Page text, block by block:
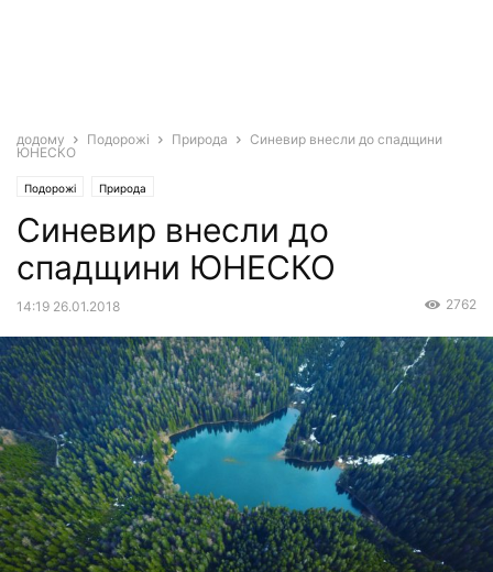
додому Подорожі Природа
Синевир внесли до спадщини
ЮНЕСКО
Подорожі Природа
Синевир внесли до
спадщини ЮНЕСКО
14:19 26.01.2018 2762